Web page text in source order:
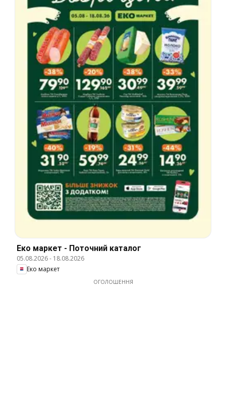
Еко маркет - Поточний каталог
05.08.2026- 18.08.2026
Еко маркет
ОГОЛОШЕННЯ